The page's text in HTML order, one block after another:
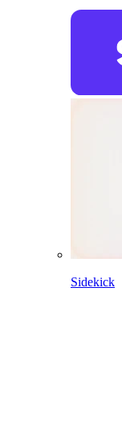
Sidekick